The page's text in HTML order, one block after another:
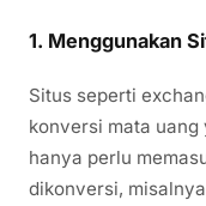
1. Menggunakan
Situs seperti
konversi mata uang
hanya perlu
dikonversi,